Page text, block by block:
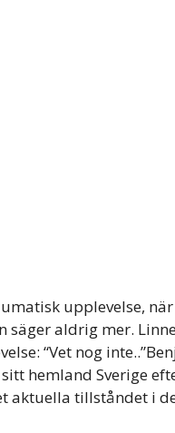
upplevelse,
säger aldrig mer.
“Vet nog
hemland Sverige
aktuella tillståndet i